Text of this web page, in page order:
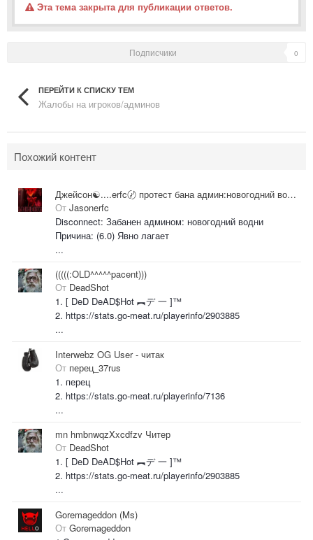
Эта тема закрыта для публикации ответов.
Подписчики 0
ПЕРЕЙТИ К СПИСКУ ТЕМ
Жалобы на игроков/админов
Похожий контент
Джейсон☯....erfc〄 протест бана админ:новогодний водни
От Jasonerfc
Disconnect: Забанен админом: новогодний водни
Причина: (6.0) Явно лагает
...
(((((:OLD^^^^^pacent)))
От DeadShot
1. [ DeD DeAD$Hot ︻デ 一 ]™
2. https://stats.go-meat.ru/playerinfo/2903885
...
Interwebz OG User - читак
От перец_37rus
1. перец
2. https://stats.go-meat.ru/playerinfo/7136
...
mn hmbnwqzXxcdfzv Читер
От DeadShot
1. [ DeD DeAD$Hot ︻デ 一 ]™
2. https://stats.go-meat.ru/playerinfo/2903885
...
Goremageddon (Ms)
От Goremageddon